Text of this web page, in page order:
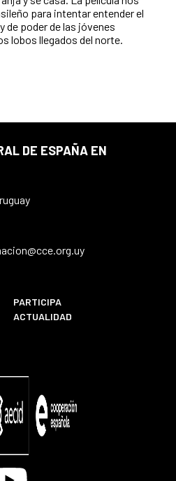
para intentar entender el
de poder de las jóvenes
lobos llegados del norte.
DE ESPAÑA EN
PARTICIPA
ACTUALIDAD